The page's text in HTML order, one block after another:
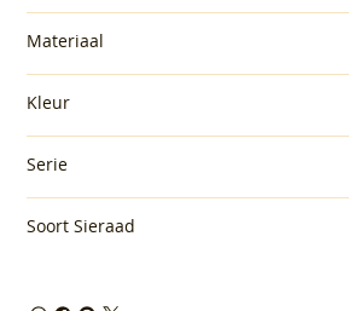
Materiaal
Kleur
Serie
Soort Sieraad